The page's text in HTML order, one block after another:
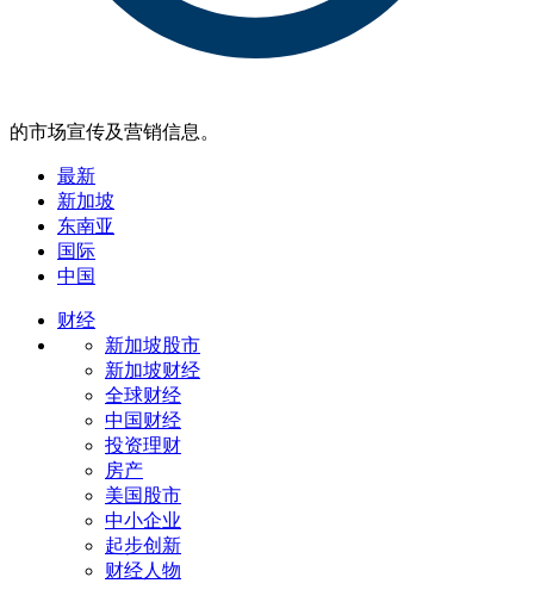
的市场宣传及营销信息。
最新
新加坡
东南亚
国际
中国
财经
新加坡股市
新加坡财经
全球财经
中国财经
投资理财
房产
美国股市
中小企业
起步创新
财经人物